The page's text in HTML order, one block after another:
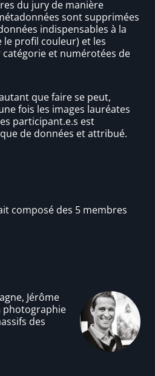
du jury de manière
sont supprimées
indispensables à la
profil couleur) et les
et numérotées de
que faire se peut,
fois les images lauréates
participant.e.s est
de données et attribué.
composé des 5 membres
Jérôme
photographie
des